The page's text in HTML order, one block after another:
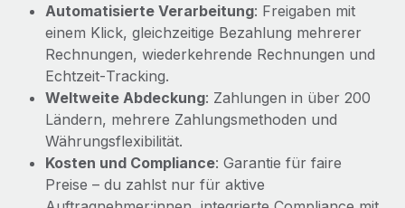
Automatisierte Verarbeitung: Freigaben mit
einem Klick, gleichzeitige Bezahlung mehrerer
Rechnungen, wiederkehrende Rechnungen und
Echtzeit‑Tracking.
Weltweite Abdeckung: Zahlungen in über 200
Ländern, mehrere Zahlungsmethoden und
Währungsflexibilität.
Kosten und Compliance: Garantie für faire
Preise – du zahlst nur für aktive